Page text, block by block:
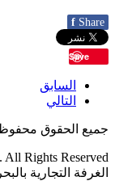
f Share
Save
السابق
التالي
جميع الحقوق محفوظة
الغرفة التجارية